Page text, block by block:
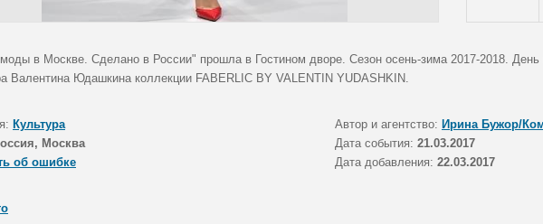
в Москве. Сделано в России" прошла в Гостином дворе. Сезон осень-зима 2017-2018. День
Валентина Юдашкина коллекции FABERLIC BY VALENTIN YUDASHKIN.
Культура Автор и агентство: Ирина Бужор/
Москва Дата события: 21.03.2017
об ошибке
Дата добавления: 22.03.2017